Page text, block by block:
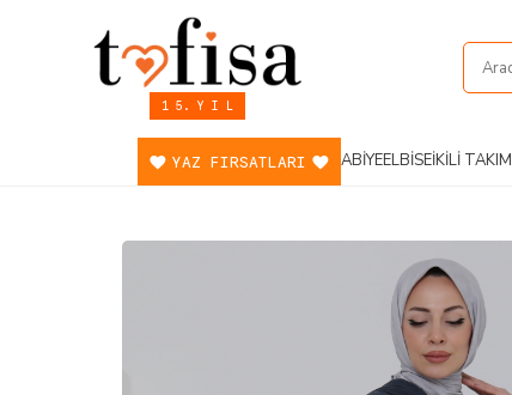
1 5. Y I L
YAZ FIRSATLARI ABIYEELBISEİKILI TAKIM